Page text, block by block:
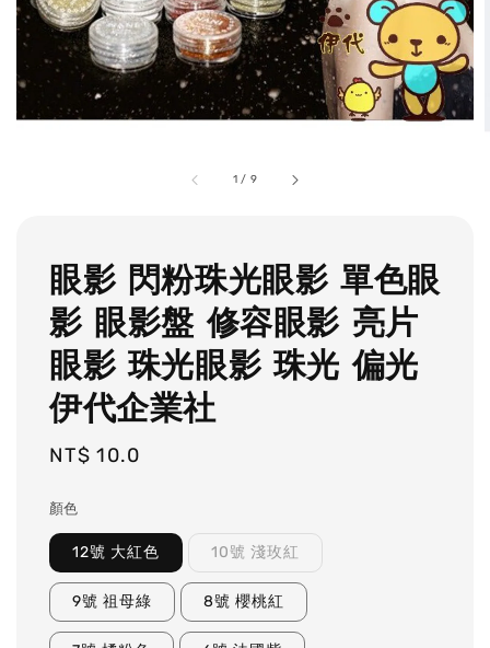
1 / 9
眼影 閃粉珠光眼影 單色眼
影 眼影盤 修容眼影 亮片
眼影 珠光眼影 珠光 偏光
伊代企業社
Regular
NT$ 10.0
顏色
12號 大紅色 10號 淺玫紅
9號 祖母綠 8號 櫻桃紅